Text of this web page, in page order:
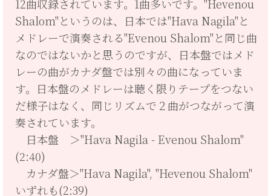
12曲収録されています。1曲多いです。"Hevenou
Shalom"というのは、日本では"Hava Nagila"と
メドレーで演奏される"Evenou Shalom"と同じ曲
なのではないかと思うのですが、日本盤ではメド
レーの曲がカナダ盤では別々の曲になっていま
す。日本盤のメドレーは聴く限りテープをつない
だ様子はなく、同じリズムで２曲がつながって演
奏されています。
日本盤 ＞"Hava Nagila - Evenou Shalom"
(2:40)
カナダ盤＞"Hava Nagila", "Hevenou Shalom"
いずれも(2:39)